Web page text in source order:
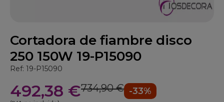
Cortadora de fiambre disco
250 150W 19-P15090
Ref: 19-P15090
492,38 €734,90 € -33%